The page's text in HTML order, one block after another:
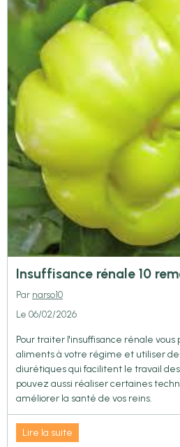
Insuffisance rénale 10
Par narso10
Le 06/02/2026
Pour traiter l'insuffisance rénale
aliments à votre régime et utiliser
diurétiques qui facilitent le travail des
pouvez aussi réaliser certaines
améliorer la santé de vos reins.
Lire la suite